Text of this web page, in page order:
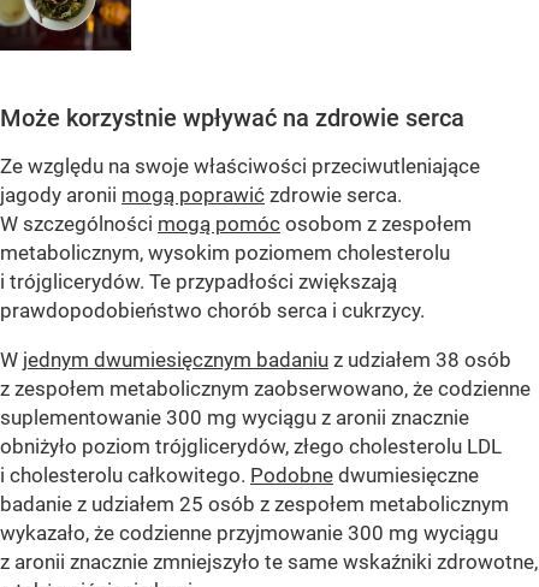
Może korzystnie wpływać na zdrowie serca
Ze względu na swoje właściwości przeciwutleniające
jagody aronii mogą poprawić zdrowie serca.
W szczególności mogą pomóc osobom z zespołem
metabolicznym, wysokim poziomem cholesterolu
i trójglicerydów. Te przypadłości zwiększają
prawdopodobieństwo chorób serca i cukrzycy.
W jednym dwumiesięcznym badaniu z udziałem 38 osób
z zespołem metabolicznym zaobserwowano, że codzienne
suplementowanie 300 mg wyciągu z aronii znacznie
obniżyło poziom trójglicerydów, złego cholesterolu LDL
i cholesterolu całkowitego. Podobne dwumiesięczne
badanie z udziałem 25 osób z zespołem metabolicznym
wykazało, że codzienne przyjmowanie 300 mg wyciągu
z aronii znacznie zmniejszyło te same wskaźniki zdrowotne,